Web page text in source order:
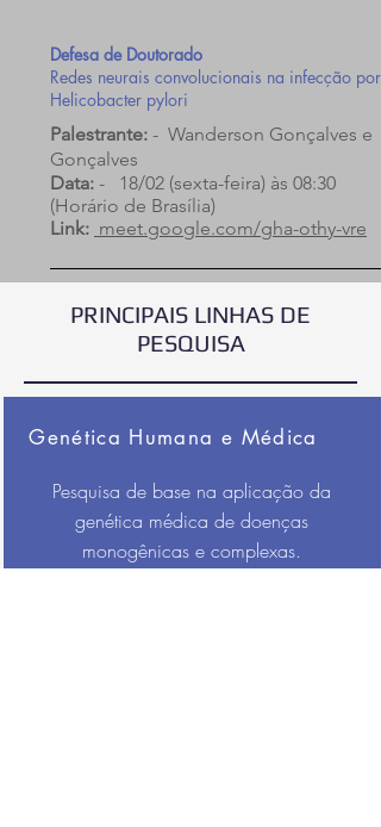
Defesa de Doutorado
Redes neurais convolucionais na infecção por
Helicobacter pylori
Palestrante: - Wanderson Gonçalves e
Gonçalves
Data: - 18/02 (sexta-feira) às 08:30
(Horário de Brasília)
Link: meet.google.com/gha-othy-vre
PRINCIPAIS LINHAS DE
PESQUISA
Genética Humana e Médica
Pesquisa de base na aplicação da
genética médica de doenças
monogênicas e complexas.